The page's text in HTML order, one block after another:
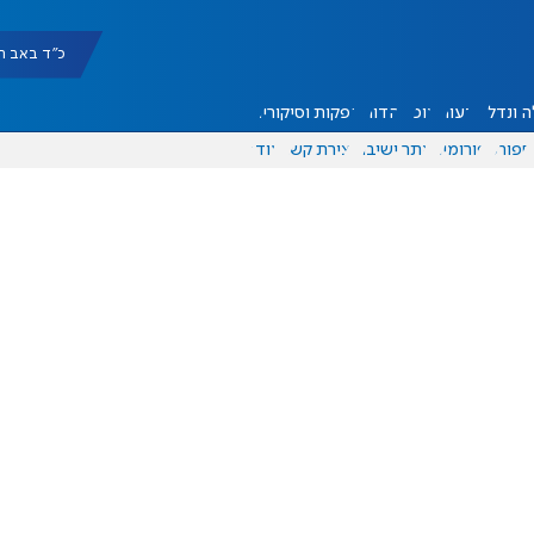
כ"ד באב תשפ"ו
ונדל"ן דעות אוכל יהדות הפקות וסיקורים
ספורט פורומים אתר ישיבה יצירת קשר עוד